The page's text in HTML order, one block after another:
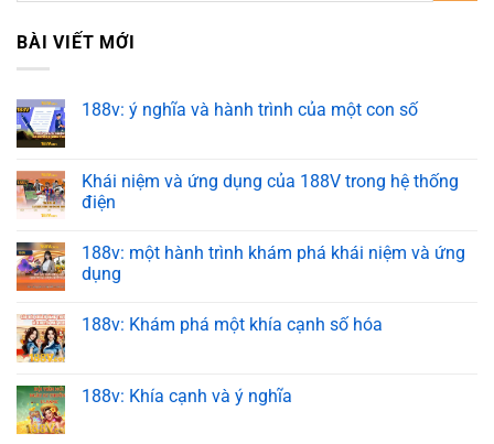
BÀI VIẾT MỚI
188v: ý nghĩa và hành trình của một con số
Khái niệm và ứng dụng của 188V trong hệ thống
điện
188v: một hành trình khám phá khái niệm và ứng
dụng
188v: Khám phá một khía cạnh số hóa
188v: Khía cạnh và ý nghĩa